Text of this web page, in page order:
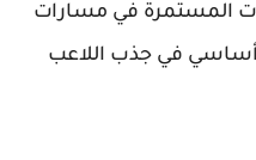
المستمرة في مسارات
أساسي في جذب اللاعب